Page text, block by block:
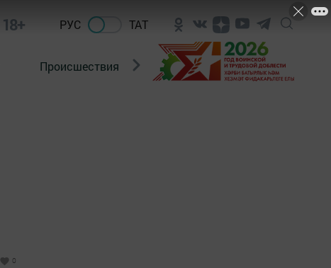
18+ РУС ТАТ
Происшествия Новости Госавтоинспекции
0